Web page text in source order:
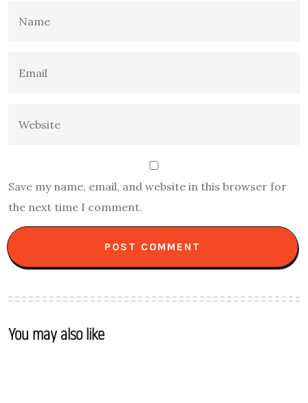
Save my name, email, and website in this browser for
the next time I comment.
You may also like